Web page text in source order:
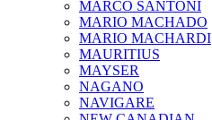
MARCO SANTONI
MARIO MACHADO
MARIO MACHARDI
MAURITIUS
MAYSER
NAGANO
NAVIGARE